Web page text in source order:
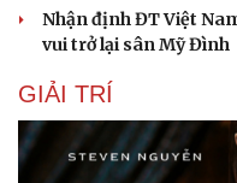
Nhận định ĐT Việt
vui trở lại sân Mỹ Đình
GIẢI TRÍ